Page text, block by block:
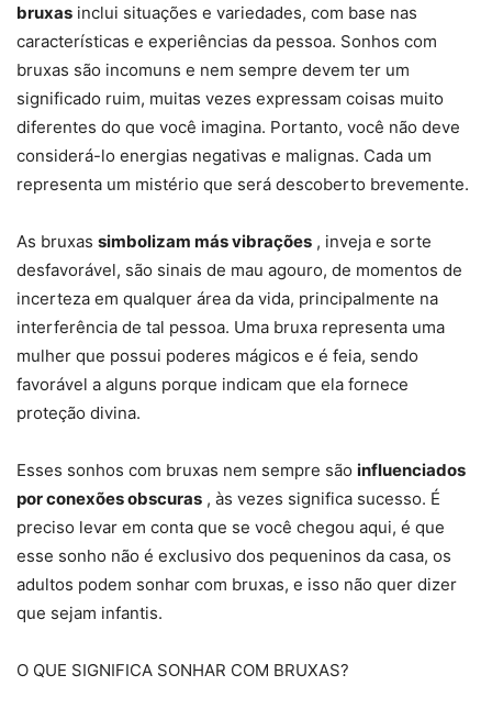
bruxas inclui situações e variedades, com base nas
características e experiências da pessoa. Sonhos com
bruxas são incomuns e nem sempre devem ter um
significado ruim, muitas vezes expressam coisas muito
diferentes do que você imagina. Portanto, você não deve
considerá-lo energias negativas e malignas. Cada um
representa um mistério que será descoberto brevemente.
As bruxas simbolizam más vibrações , inveja e sorte
desfavorável, são sinais de mau agouro, de momentos de
incerteza em qualquer área da vida, principalmente na
interferência de tal pessoa. Uma bruxa representa uma
mulher que possui poderes mágicos e é feia, sendo
favorável a alguns porque indicam que ela fornece
proteção divina.
Esses sonhos com bruxas nem sempre são influenciados
por conexões obscuras , às vezes significa sucesso. É
preciso levar em conta que se você chegou aqui, é que
esse sonho não é exclusivo dos pequeninos da casa, os
adultos podem sonhar com bruxas, e isso não quer dizer
que sejam infantis.
O QUE SIGNIFICA SONHAR COM BRUXAS?